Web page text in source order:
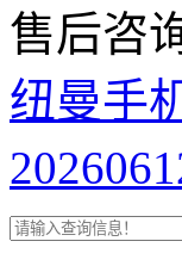
售后咨
纽曼手